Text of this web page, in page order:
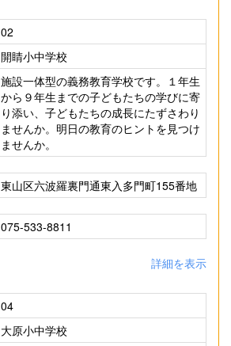
02
開睛小中学校
施設一体型の義務教育学校です。１年生
から９年生までの子どもたちの学びに寄
り添い、子どもたちの成長にたずさわり
ませんか。明日の教育のヒントを見つけ
ませんか。
東山区六波羅裏門通東入多門町155番地
075-533-8811
詳細を表示
04
大原小中学校